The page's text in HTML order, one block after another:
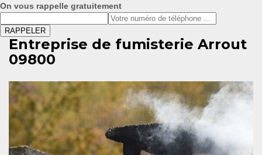
On vous rappelle gratuitement
Entreprise de fumisterie Arrout
09800